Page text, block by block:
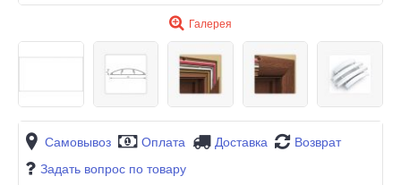
Галерея
Самовывоз Оплата Доставка
Возврат
Задать вопрос по товару